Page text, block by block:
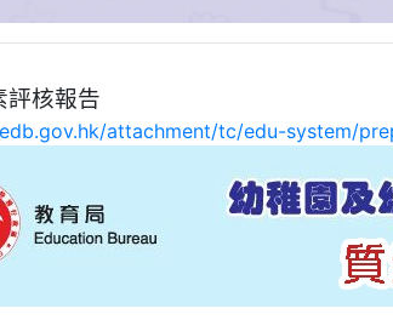
核報告
attachment/tc/edu-system/